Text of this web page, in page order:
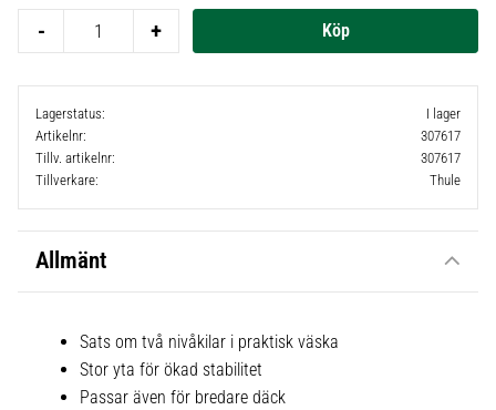
+
-
Lagerstatus
I lager
Artikelnr
307617
Tillv. artikelnr
307617
Tillverkare
Thule
Allmänt
Sats om två nivåkilar i praktisk väska
Stor yta för ökad stabilitet
Passar även för bredare däck